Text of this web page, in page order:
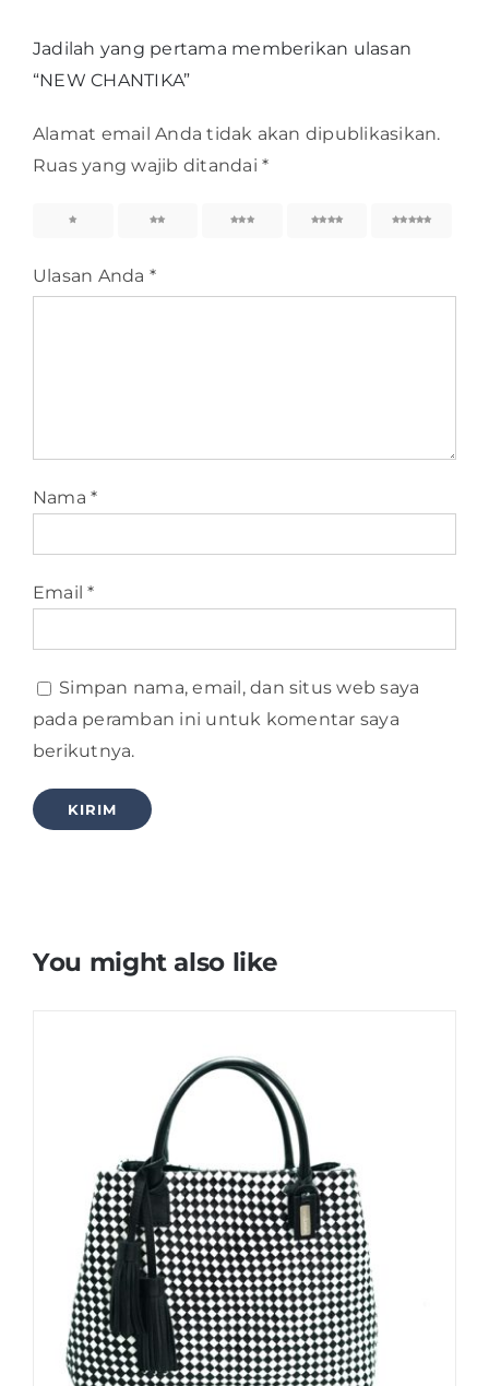
Jadilah yang pertama memberikan ulasan
“NEW CHANTIKA”
Alamat email Anda tidak akan dipublikasikan.
Ruas yang wajib ditandai *
Ulasan Anda *
Nama*
Email*
Simpan nama, email, dan situs web saya
pada peramban ini untuk komentar saya
berikutnya.
You might also like